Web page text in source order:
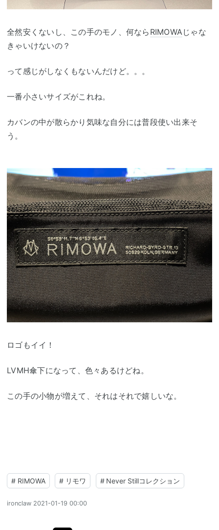
全然安くないし、この手のモノ、何なら RIMOWAじゃな
きゃいけないの？
って感じがしなくもないんだけど。。。
一番小さいサイズがこれね。
カバンの中が散らかり気味な自分には普段使い出来そ
う。
ロゴもイイ！
LVMH傘下になって、色々あるけどね。
この手の小物が増えて、それはそれで嬉しいな。
# RIMOWA # リモワ # Never Stillコレクション
ironclaw 2021-01-19 00:00